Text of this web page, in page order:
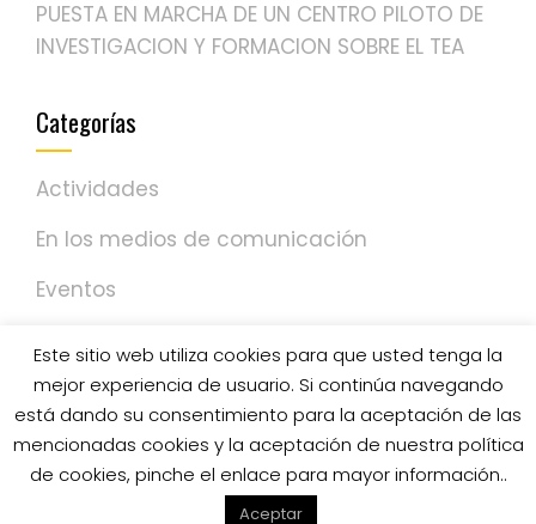
PUESTA EN MARCHA DE UN CENTRO PILOTO DE
INVESTIGACION Y FORMACION SOBRE EL TEA
Categorías
Actividades
En los medios de comunicación
Eventos
Sin categoría
WordPress Theme - Totalde HashThemes
Este sitio web utiliza cookies para que usted tenga la
mejor experiencia de usuario. Si continúa navegando
está dando su consentimiento para la aceptación de las
mencionadas cookies y la aceptación de nuestra política
de cookies, pinche el enlace para mayor información..
Aceptar